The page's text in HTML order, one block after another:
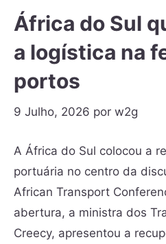
África do Sul
a logística na
portos
9 Julho, 2026 por w2g
A África do Sul colocou a
portuária no centro da
African Transport
abertura, a ministra dos
Creecy, apresentou a